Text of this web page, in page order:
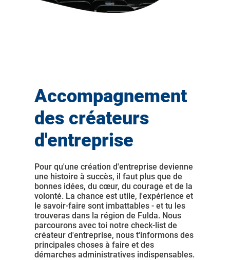
Accompagnement
des créateurs
d'entreprise
Pour qu'une création d'entreprise devienne
une histoire à succès, il faut plus que de
bonnes idées, du cœur, du courage et de la
volonté. La chance est utile, l'expérience et
le savoir-faire sont imbattables - et tu les
trouveras dans la région de Fulda. Nous
parcourons avec toi notre check-list de
créateur d'entreprise, nous t'informons des
principales choses à faire et des
démarches administratives indispensables.